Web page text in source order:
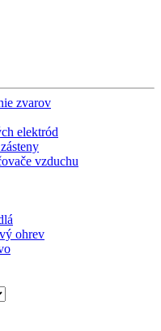
zvarov
elektród
vzduchu
ohrev